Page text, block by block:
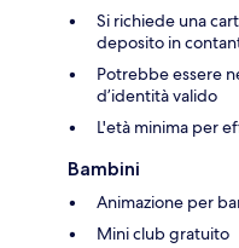
Si richiede una
deposito in
Potrebbe essere
d’identità valido
L'età minima per
Bambini
Animazione per
Mini club gratuito